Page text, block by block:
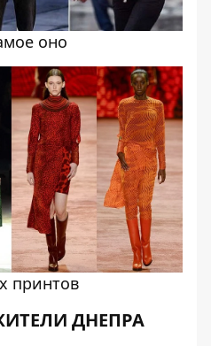
оно
принтов
ДНЕПРА